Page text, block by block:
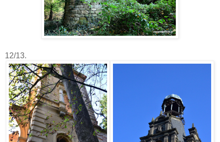
12/13.